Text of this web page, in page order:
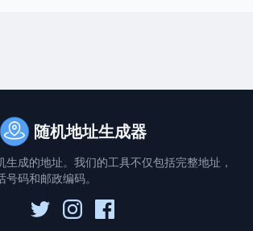
随机地址生成器
生成的地址。我们的工具不仅包括完整地址，
码和邮政编码。